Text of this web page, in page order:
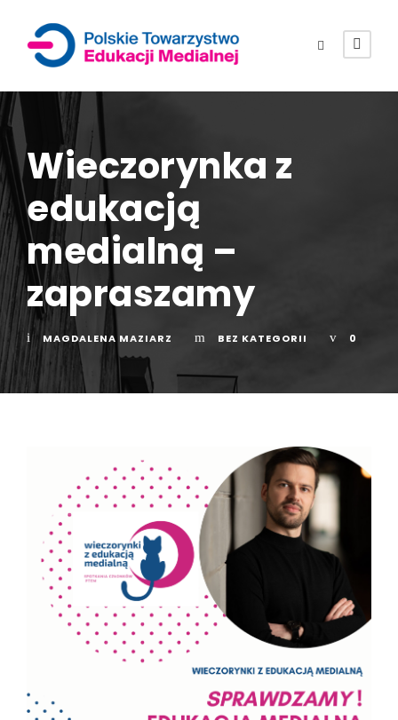
Wieczorynka z
edukacją
medialną –
zapraszamy
MAGDALENA MAZIARZ BEZ KATEGORII 0